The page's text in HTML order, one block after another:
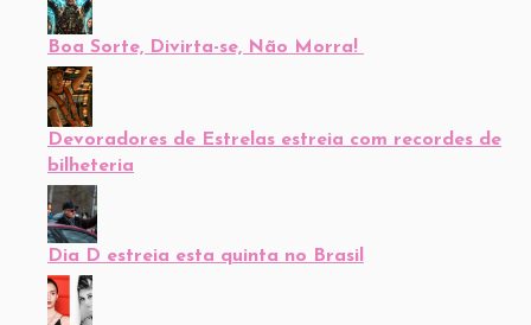
Boa Sorte, Divirta-se, Não Morra!
Devoradores de Estrelas estreia com recordes de
bilheteria
Dia D estreia esta quinta no Brasil